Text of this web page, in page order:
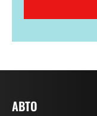
АВТО